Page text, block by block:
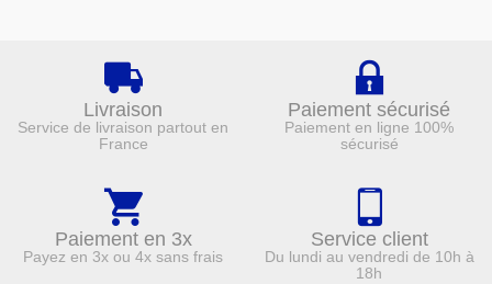
Livraison
Service de livraison partout en
France
Paiement sécurisé
Paiement en ligne 100%
sécurisé
Paiement en 3x
Payez en 3x ou 4x sans frais
Service client
Du lundi au vendredi de 10h à
18h